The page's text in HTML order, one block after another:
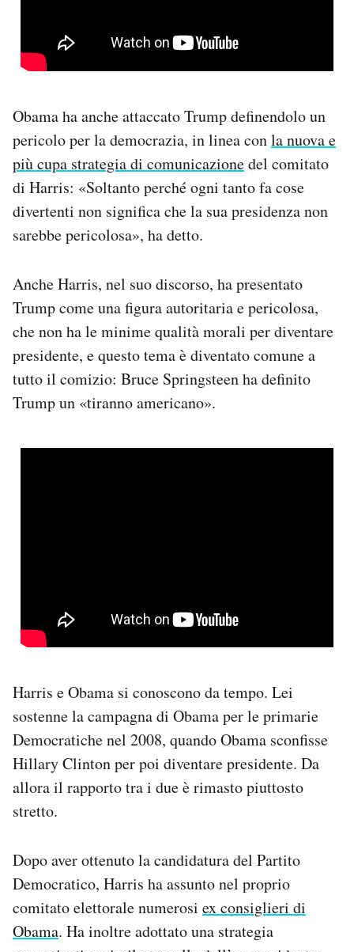
Obama ha anche attaccato Trump definendolo un
pericolo per la democrazia, in linea conla nuova e
più cupa strategia di comunicazionedel comitato
di Harris: «Soltanto perché ogni tanto fa cose
divertenti non significa che la sua presidenza non
sarebbe pericolosa», ha detto.
Anche Harris, nel suo discorso, ha presentato
Trump come una figura autoritaria e pericolosa,
che non ha le minime qualità morali per diventare
presidente, e questo tema è diventato comune a
tutto il comizio: Bruce Springsteen ha definito
Trump un «tiranno americano».
Harris e Obama si conoscono da tempo. Lei
sostenne la campagna di Obama per le primarie
Democratiche nel 2008, quando Obama sconfisse
Hillary Clinton per poi diventare presidente. Da
allora il rapporto tra i due è rimasto piuttosto
stretto.
Dopo aver ottenuto la candidatura del Partito
Democratico, Harris ha assunto nel proprio
comitato elettorale numerosi ex consiglieri di
Obama. Ha inoltre adottato una strategia